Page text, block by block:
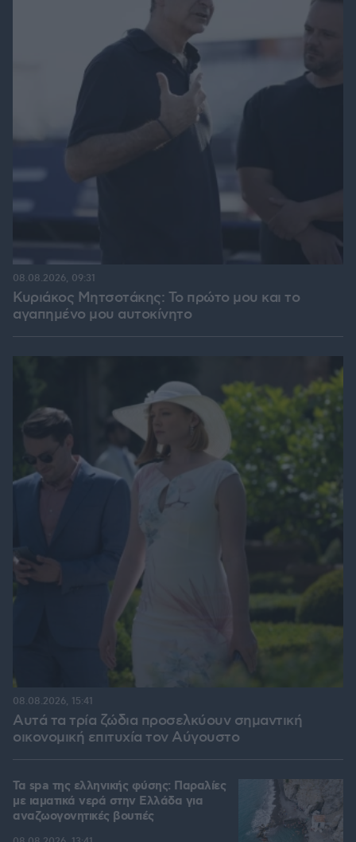
Κυριάκος Μητσοτάκης: Το πρώτο μου και το
αγαπημένο μου αυτοκίνητο
08.08.2026, 09:31
Αυτά τα τρία ζώδια προσελκύουν σημαντική
οικονομική επιτυχία τον Αύγουστο
08.08.2026, 15:41
Τα spa της ελληνικής φύσης: Παραλίες
με ιαματικά νερά στην Ελλάδα για
αναζωογονητικές βουτιές